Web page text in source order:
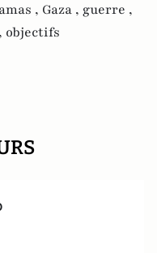
, Gaza , guerre ,
objectifs